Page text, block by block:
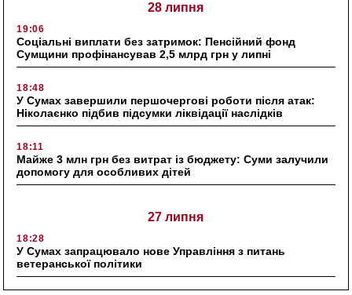
28 липня
19:06
Соціальні виплати без затримок: Пенсійний фонд
Сумщини профінансував 2,5 млрд грн у липні
18:48
У Сумах завершили першочергові роботи після атак:
Ніколаєнко підбив підсумки ліквідації наслідків
18:11
Майже 3 млн грн без витрат із бюджету: Суми залучили
допомогу для особливих дітей
27 липня
18:28
У Сумах запрацювало нове Управління з питань
ветеранської політики